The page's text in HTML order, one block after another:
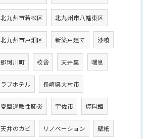
北九州市若松区 北九州市八幡東区
北九州市戸畑区 新築戸建て 漆喰
那珂川町 校舎 天井裏 喘息
ラブホテル 長崎県大村市
夏型過敏性肺炎 宇佐市 資料館
天井のカビ リノベーション 壁紙